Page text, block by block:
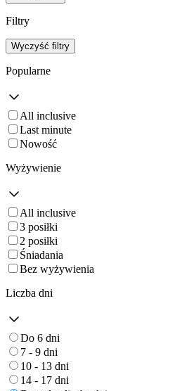
Filtry
Wyczyść filtry
Popularne
All inclusive
Last minute
Nowość
Wyżywienie
All inclusive
3 posiłki
2 posiłki
Śniadania
Bez wyżywienia
Liczba dni
Do 6 dni
7 - 9 dni
10 - 13 dni
14 - 17 dni